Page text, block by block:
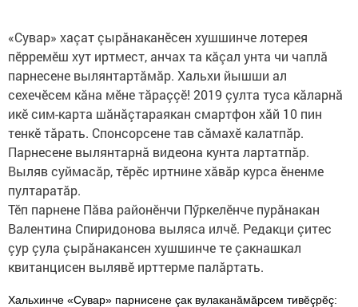
«Сувар» хаçат çырăнаканӗсен хушшинче лотерея
пӗрремӗш хут иртмест, анчах та кăçал унта чи чаплă
парнесене вылянтартăмăр. Хальхи йышши ал
сехечӗсем кăна мӗне тăраççӗ! 2019 çулта туса кăларнă
икӗ сим-карта шăнăçтараякан смартфон хăй 10 пин
тенкӗ тăрать. Спонсорсене тав сăмахӗ калатпăр.
Парнесене вылянтарнă видеона кунта лартатпăр.
Выляв суймасăр, тӗрӗс иртнине хăвăр курса ӗненме
пултаратăр.
Тӗп парнене Пăва районӗнчи Пӳркелӗнче пурăнакан
Валентина Спиридонова выляса илчӗ. Редакци çитес
çур çула çырăнакансен хушшинче те çакнашкал
квитанцисен вылявӗ ирттерме палăртать.
Хальхинче «Сувар» парнисене çак вулаканăмăрсем тивӗçрӗç: